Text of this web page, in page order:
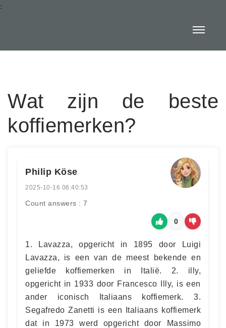
:
Wat zijn de beste
koffiemerken?
Philip Köse
2025-10-16 06:40:53
Count answers : 7
0
1. Lavazza, opgericht in 1895 door Luigi
Lavazza, is een van de meest bekende en
geliefde koffiemerken in Italië. 2. illy,
opgericht in 1933 door Francesco Illy, is een
ander iconisch Italiaans koffiemerk. 3.
Segafredo Zanetti is een Italiaans koffiemerk
dat in 1973 werd opgericht door Massimo